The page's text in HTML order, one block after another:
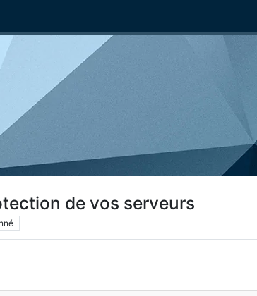
de vos serveurs